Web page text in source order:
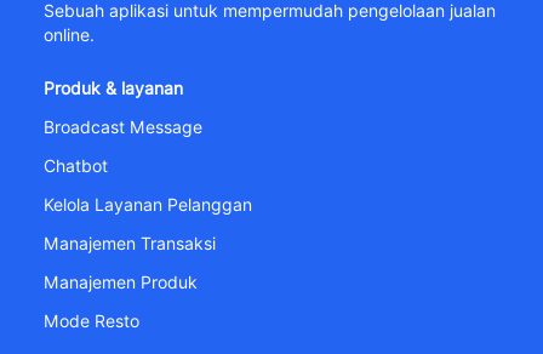
Sebuah aplikasi untuk mempermudah pengelolaan jualan
online.
Produk & layanan
Broadcast Message
Chatbot
Kelola Layanan Pelanggan
Manajemen Transaksi
Manajemen Produk
Mode Resto